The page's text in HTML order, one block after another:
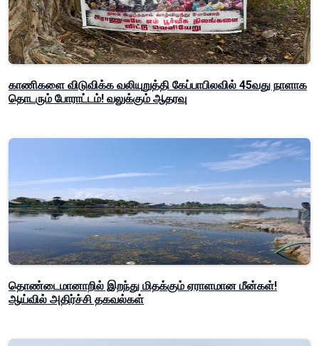
காணிகளை விடுவிக்க வலியுறுத்தி கேப்பாபிலவில் 45வது நாளாக
தொடரும் போராட்டம்! வலுக்கும் ஆதரவு
தொண்டைமானாறில் இறந்து மிதக்கும் ஏராளமான மீன்கள்!
ஆய்வில் அதிர்ச்சி தகவல்கள்